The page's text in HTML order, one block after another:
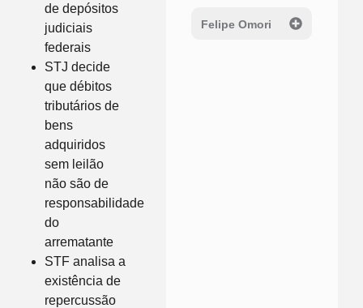
de depósitos
judiciais
federais
STJ decide
que débitos
tributários de
bens
adquiridos
sem leilão
não são de
responsabilidade
do
arrematante
STF analisa a
existência de
repercussão
Felipe Omori